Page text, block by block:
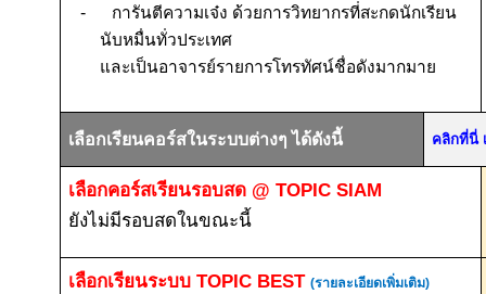
-
การันตีความเจ๋ง ด้วยการวิทยากรที่สะกดนักเรียน
นับหมื่นทั่วประเทศ
และเป็นอาจารย์รายการโทรทัศน์ชื่อดังมากมาย
เลือกเรียนคอร์สในระบบต่างๆ ได้ดังนี้ คลิกที่นี่
เลือกคอร์สเรียนรอบสด @ TOPIC SIAM
ยังไม่มีรอบสดในขณะนี้
เลือกเรียนระบบTOPIC BEST (รายละเอียดเพิ่มเติม)